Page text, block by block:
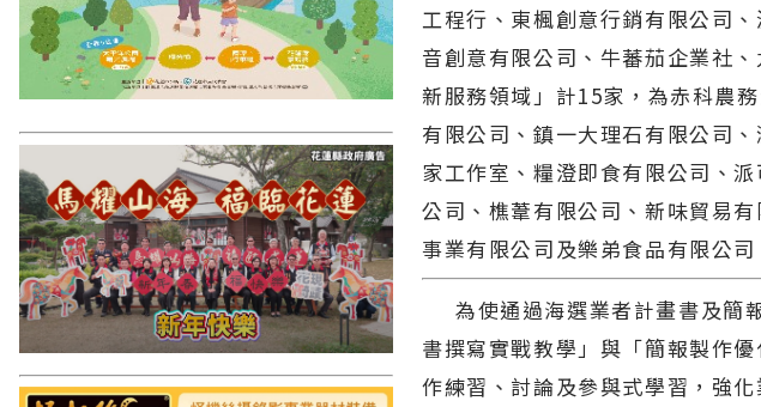
工程行、東楓創意行銷有限公司
音創意有限公司、牛蕃茄企業社
新服務領域」計15家，為赤科農
有限公司、鎮一大理石有限公司
家工作室、糧澄即食有限公司、
公司、樵葦有限公司、新味貿易
事業有限公司及樂弟食品有限公司
為使通過海選業者計畫書及簡
書撰寫實戰教學」與「簡報製作
作練習、討論及參與式學習，強